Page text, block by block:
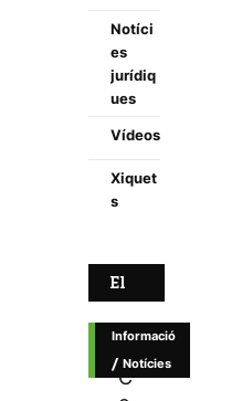
Notíci
es
jurídiq
ues
Vídeos
Xiquet
s
El
més
vist
Informació
/ Notícies
C